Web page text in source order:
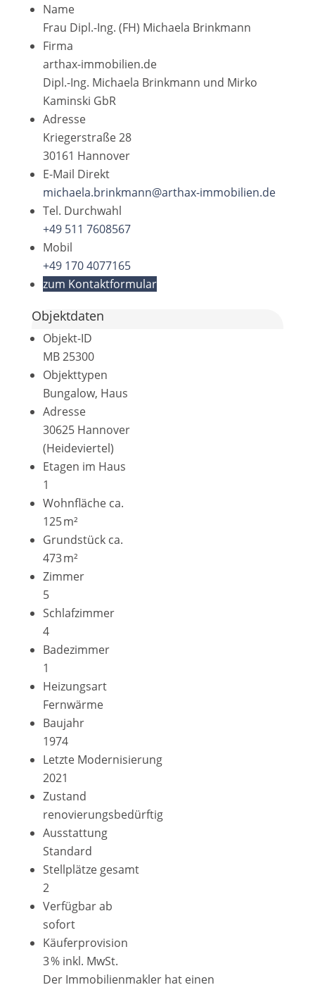
Name
Frau Dipl.-Ing. (FH) Michaela Brinkmann
Firma
arthax-immobilien.de
Dipl.-Ing. Michaela Brinkmann und Mirko
Kaminski GbR
Adresse
Kriegerstraße 28
30161 Hannover
E-Mail Direkt
michaela.brinkmann@arthax-immobilien.de
Tel. Durchwahl
+49 511 7608567
Mobil
+49 170 4077165
zum Kontaktformular
Objektdaten
Objekt-ID
MB 25300
Objekttypen
Bungalow, Haus
Adresse
30625 Hannover
(Heideviertel)
Etagen im Haus
1
Wohnfläche ca.
125 m²
Grund­stück ca.
473 m²
Zimmer
5
Schlafzimmer
4
Badezimmer
1
Heizungsart
Fernwärme
Baujahr
1974
Letzte Modernisierung
2021
Zustand
renovierungsbedürftig
Ausstattung
Standard
Stellplätze gesamt
2
Verfügbar ab
sofort
Käufer­provision
3 % inkl. MwSt.
Der Immobilienmakler hat einen